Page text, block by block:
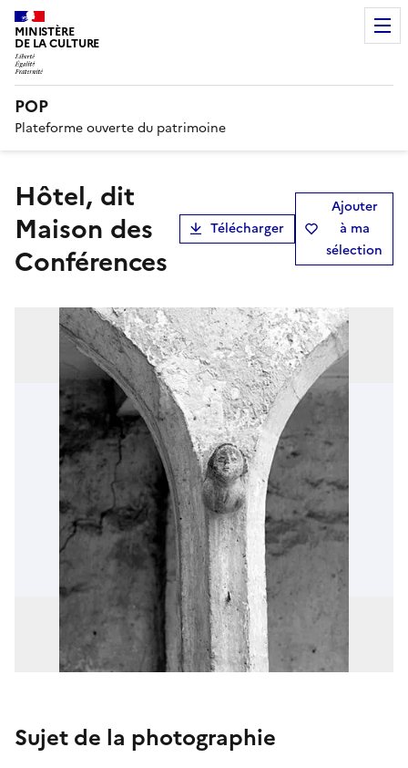
MINISTÈRE
DE LA CULTURE
POP
Plateforme ouverte du patrimoine
hôtel, dit
Maison des
Conférences
Télécharger
Ajouter
à ma
sélection
Sujet de la photographie